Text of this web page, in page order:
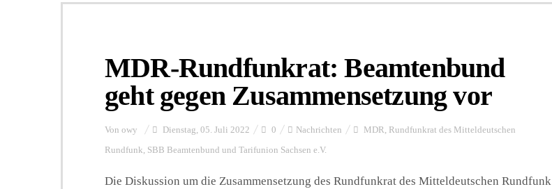
MDR-Rundfunkrat: Beamtenbund
geht gegen Zusammensetzung vor
Von owy Dienstag, 05. Juli 2022 0 Nachrichten MDR, Rundfunkrat des Mitteldeutschen
Rundfunk, SBB Beamtenbund und Tarifunion Sachsen e.V.
Die Diskussion um die Zusammensetzung des Rundfunkrat des Mitteldeutschen Rundfunk